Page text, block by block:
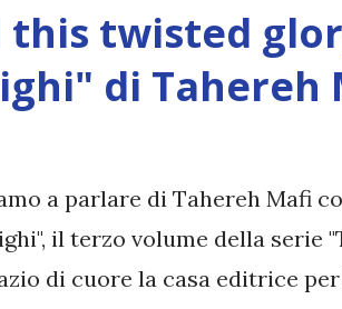
la Gilda dei Prenditori, che
per diventare ladro,
scalare muri, usare il
nonché qualche piccolo
nel folto della
imparato contro il primo
this twisted
di Tahereh
a parlare di Tahereh Mafi
il terzo volume della serie
di cuore la casa editrice